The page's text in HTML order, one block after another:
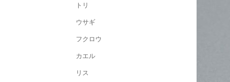
トリ
ウサギ
フクロウ
カエル
リス